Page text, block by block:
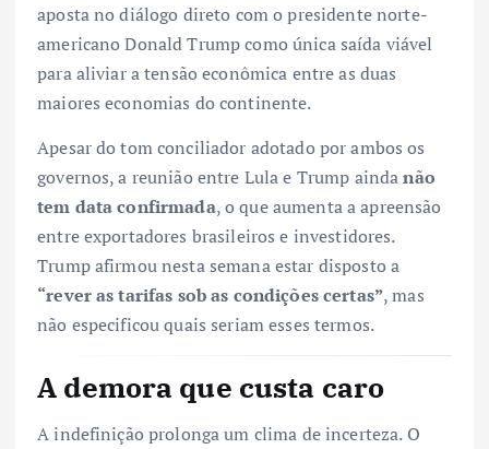
aposta no diálogo direto com o presidente norte-
americano Donald Trump como única saída viável
para aliviar a tensão econômica entre as duas
maiores economias do continente.
Apesar do tom conciliador adotado por ambos os
governos, a reunião entre Lula e Trump aindanão
tem data confirmada, o que aumenta a apreensão
entre exportadores brasileiros e investidores.
Trump afirmou nesta semana estar disposto a
“rever as tarifas sob as condições certas”, mas
não especificou quais seriam esses termos.
A demora que custa caro
A indefinição prolonga um clima de incerteza. O